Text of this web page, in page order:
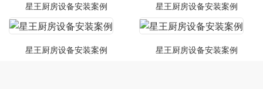
星王厨房设备安装案例 星王厨房设备安装案例
星王厨房设备安装案例 星王厨房设备安装案例